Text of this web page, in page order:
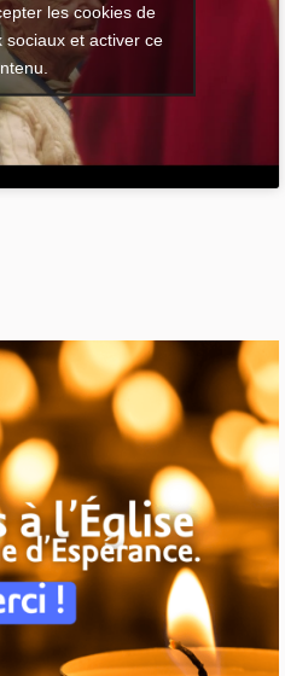
les cookies de
sociaux et activer ce